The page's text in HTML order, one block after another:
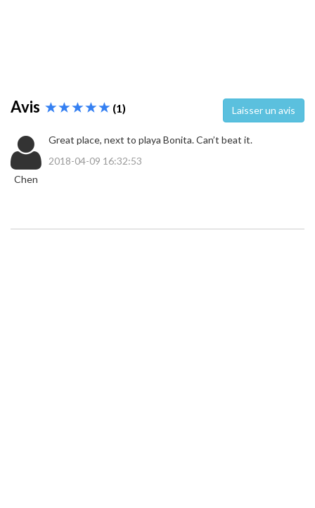
Avis (1) Laisser un avis
Chen
Great place, next to playa Bonita. Can’t beat it.
2018-04-09 16:32:53